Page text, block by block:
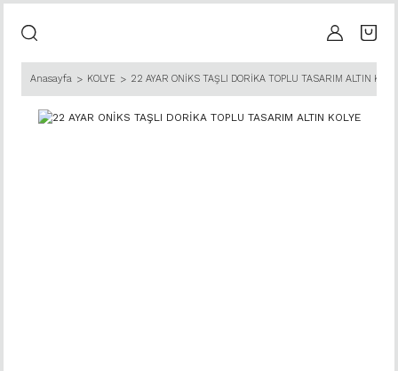
Anasayfa KOLYE 22 AYAR ONİKS TAŞLI DORİKA TOPLU TASARIM ALTIN